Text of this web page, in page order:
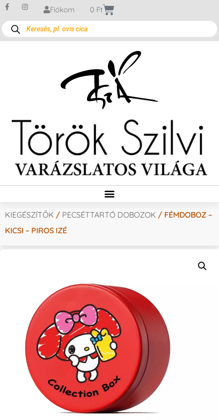
Fiókom 0 Ft
KIEGÉSZÍTŐK / PECSÉTTARTÓ DOBOZOK / FÉMDOBOZ –
KICSI – PIROS IZÉ